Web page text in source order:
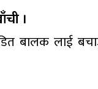
।
बालक लाई